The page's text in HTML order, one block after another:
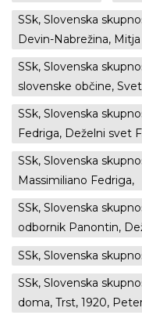
SSk, Slovenska
Devin-Nabrežina,
SSk, Slovenska
slovenske občine,
SSk, Slovenska
Fedriga, Deželni svet
SSk, Slovenska
Massimiliano Fedriga,
SSk, Slovenska
odbornik Panontin,
SSk, Slovenska
SSk, Slovenska
doma, Trst, 1920,